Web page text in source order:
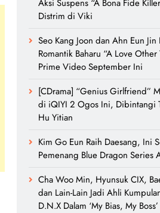
Aksi Suspens “A Bona Fide
Distrim di Viki
Seo Kang Joon dan Ahn Eun
Romantik Baharu “A Love
Prime Video September Ini
[CDrama] “Genius Girlfriend”
di iQIYI 2 Ogos Ini, Dibintangi
Hu Yitian
Kim Go Eun Raih Daesang, Ini
Pemenang Blue Dragon Series
Cha Woo Min, Hyunsuk CIX,
dan Lain-Lain Jadi Ahli
D.N.X Dalam ‘My Bias, My Boss’